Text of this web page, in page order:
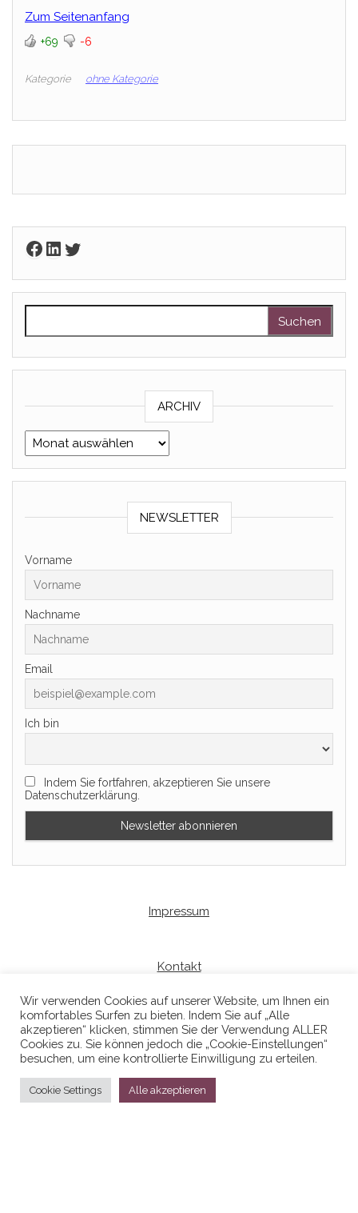
Zum Seitenanfang
+69 -6
Kategorie ohne Kategorie
Facebook
LinkedIn
Twitter
ARCHIV
Archiv
NEWSLETTER
Vorname
Nachname
Email
Ich bin
Indem Sie fortfahren, akzeptieren Sie unsere
Datenschutzerklärung.
Impressum
Kontakt
Datenschutzerklaerung
Stolz präsentiert vonWordPress
Wir verwenden Cookies auf unserer Website, um Ihnen ein
komfortables Surfen zu bieten. Indem Sie auf „Alle
akzeptieren“ klicken, stimmen Sie der Verwendung ALLER
Cookies zu. Sie können jedoch die „Cookie-Einstellungen“
besuchen, um eine kontrollierte Einwilligung zu erteilen.
Cookie Settings Alle akzeptieren